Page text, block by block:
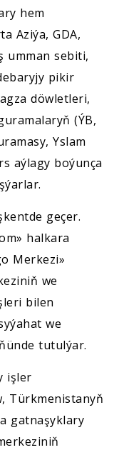
hem
Aziýa, GDA,
umman sebiti,
pikir
döwletleri,
(ÝB,
Yslam
aýlagy boýunça
geçer.
halkara
Merkezi»
we
bilen
we
tutulýar.
işler
Türkmenistanyň
gatnaşyklary